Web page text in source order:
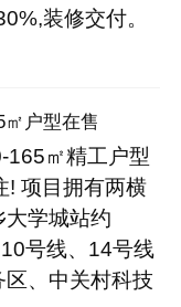
装修交付。
㎡户型在售
165㎡精工户型
! 项目拥有两横
大学城站约
号线、14号线
、中关村科技